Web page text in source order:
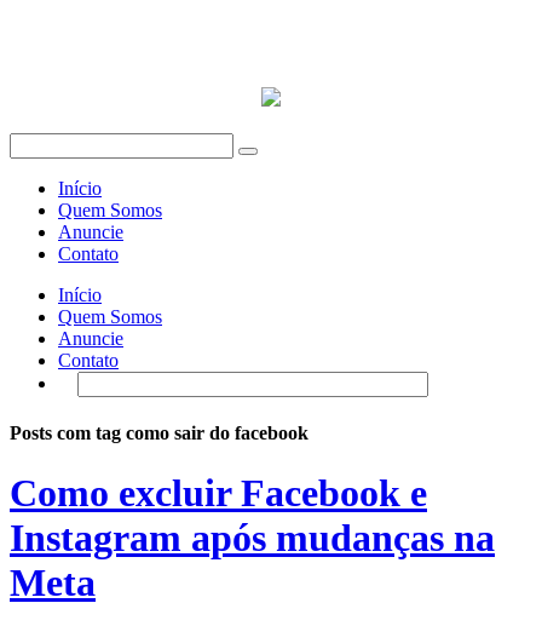
Início
Quem Somos
Anuncie
Contato
Início
Quem Somos
Anuncie
Contato
Posts com tag como sair do facebook
Como excluir Facebook e
Instagram após mudanças na
Meta